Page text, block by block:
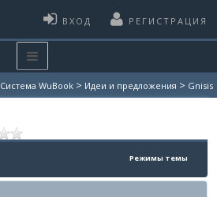
ВХОД РЕГИСТРАЦИЯ
Система WuBook > Идеи и предложения > Gnisis
Режимы темы